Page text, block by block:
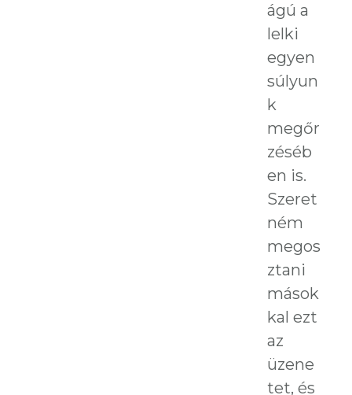
ágú a
lelki
egyen
súlyun
k
megőr
zéséb
en is.
Szeret
ném
megos
ztani
mások
kal ezt
az
üzene
tet, és